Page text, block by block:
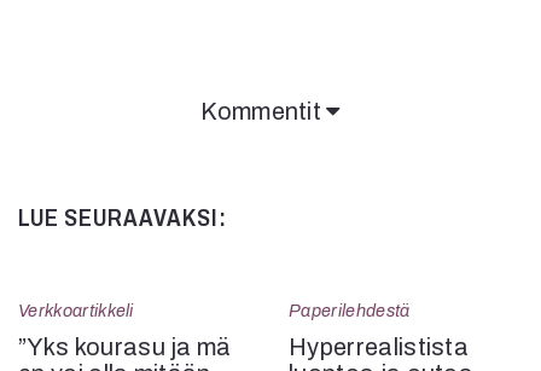
Kommentit
LUE SEURAAVAKSI:
Verkkoartikkeli
”Yks kourasu ja mä
Paperilehdestä
Hyperrealistista